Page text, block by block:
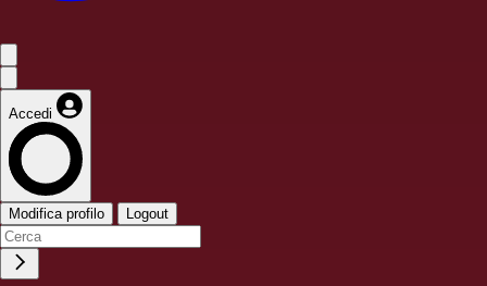
Accedi
Modifica profilo Logout